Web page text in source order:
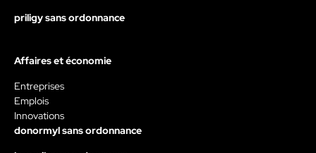
priligy sans ordonnance
Affaires et économie
Entreprises
Emplois
Innovations
donormyl sans ordonnance